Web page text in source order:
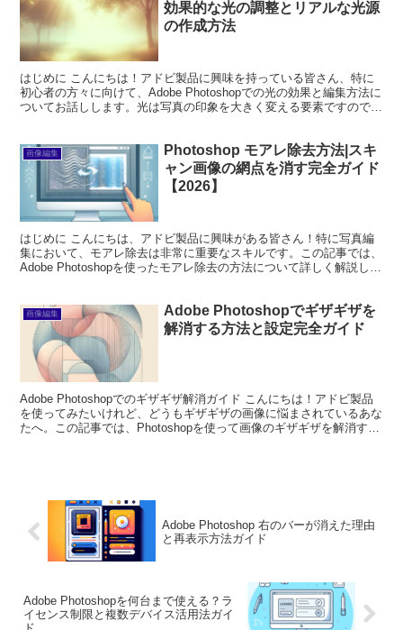
効果的な光の調整とリアルな光源
の作成方法
はじめに こんにちは！アドビ製品に興味を持っている皆さん、特に
初心者の方々に向けて、Adobe Photoshopでの光の効果と編集方法に
ついてお話しします。光は写真の印象を大きく変える要素ですので、
画像編集
Photoshop モアレ除去方法|スキ
ャン画像の網点を消す完全ガイド
【2026】
はじめに こんにちは、アドビ製品に興味がある皆さん！特に写真編
集において、モアレ除去は非常に重要なスキルです。この記事では、
Adobe Photoshopを使ったモアレ除去の方法について詳しく解説しま
画像編集
Adobe Photoshopでギザギザを
解消する方法と設定完全ガイド
Adobe Photoshopでのギザギザ解消ガイド こんにちは！アドビ製品
を使ってみたいけれど、どうもギザギザの画像に悩まされているあな
たへ。この記事では、Photoshopを使って画像のギザギザを解消する
Adobe Photoshop 右のバーが消えた理由
と再表示方法ガイド
Adobe Photoshopを何台まで使える？ラ
イセンス制限と複数デバイス活用法ガイ